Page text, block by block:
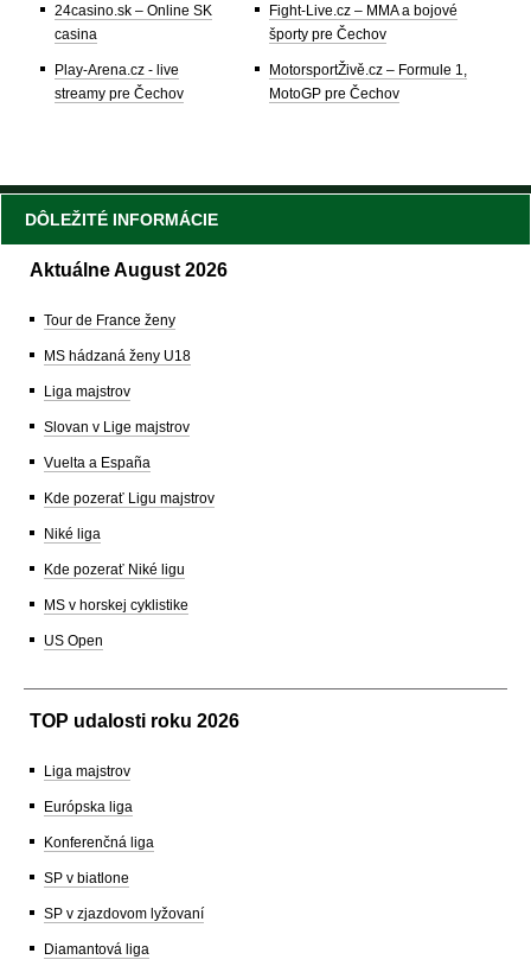
24casino.sk – Online SK
casina
Play-Arena.cz - live
streamy pre Čechov
Fight-Live.cz – MMA a bojové
športy pre Čechov
MotorsportŽivě.cz – Formule 1,
MotoGP pre Čechov
DÔLEŽITÉ INFORMÁCIE
Aktuálne August 2026
Tour de France ženy
MS hádzaná ženy U18
Liga majstrov
Slovan v Lige majstrov
Vuelta a España
Kde pozerať Ligu majstrov
Niké liga
Kde pozerať Niké ligu
MS v horskej cyklistike
US Open
TOP udalosti roku 2026
Liga majstrov
Európska liga
Konferenčná liga
SP v biatlone
SP v zjazdovom lyžovaní
Diamantová liga